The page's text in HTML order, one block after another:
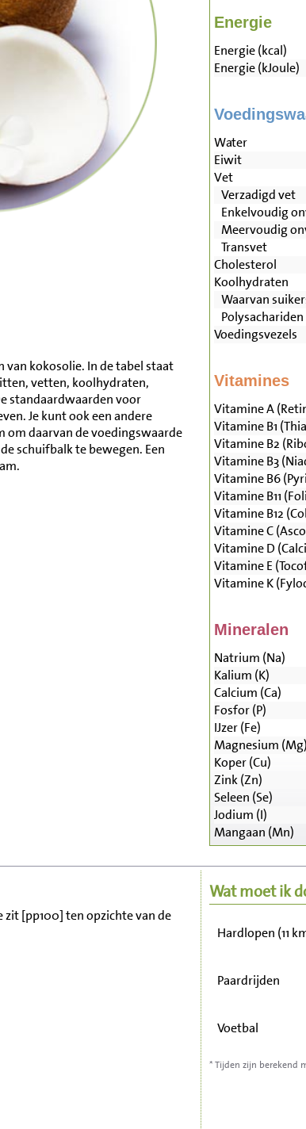
kokosolie. In de tabel staat
vetten, koolhydraten,
standaardwaarden voor
Je kunt ook een andere
om daarvan de voedingswaarde
schuifbalk te bewegen. Een
Energie
Energie (kcal)
Energie (kJoule)
Water
Eiwit
Vet
Verzadigd vet
Enkelvoudig
Meervoudig
Transvet
Cholesterol
Koolhydraten
Waarvan
Polysachariden
Voedingsvezels
Vitamines
Vitamine A
Vitamine B1
Vitamine B2
Vitamine B3
Vitamine B6
Vitamine B11
Vitamine B12
Vitamine C
Vitamine D
Vitamine E
Vitamine K
Mineralen
Natrium (Na)
Kalium (K)
Calcium (Ca)
Fosfor (P)
IJzer (Fe)
Magnesium (Mg)
Koper (Cu)
Zink (Zn)
Seleen (Se)
Jodium (I)
Mangaan (Mn)
zit [pp100] ten opzichte van de
Wat moet ik
Zitten, tv kijken
Fietsen (15 km/
Wandelen (5
Hardlopen (11
Paardrijden
Voetbal
Stofzuigen
* Tijden zijn berekend